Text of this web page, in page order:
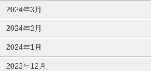
2024年3月
2024年2月
2024年1月
2023年12月